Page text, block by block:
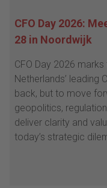
CFO Day 2026:
28 in Noordwijk
CFO Day 2026
Netherlands’ leading
back, but to move
geopolitics,
deliver clarity and
today’s strategic